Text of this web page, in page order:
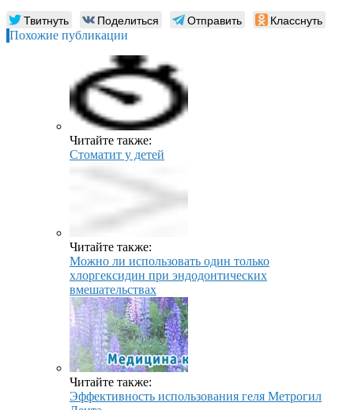
Твитнуть Поделиться Отправить Класснуть
Похожие публикации
Читайте также:
Стоматит у детей
Читайте также:
Можно ли использовать один только
хлоргексидин при эндодонтических
вмешательствах
Читайте также:
Эффективность использования геля Метрогил